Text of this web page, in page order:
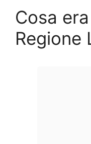
Cosa
Regione